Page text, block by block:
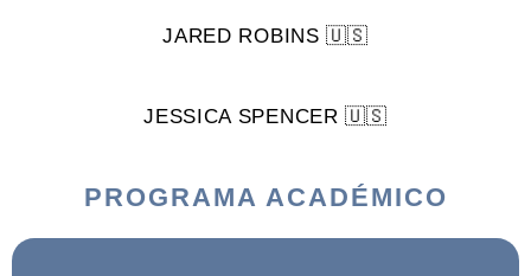
JARED ROBINS 🇺🇸
JESSICA SPENCER 🇺🇸
PROGRAMA ACADÉMICO